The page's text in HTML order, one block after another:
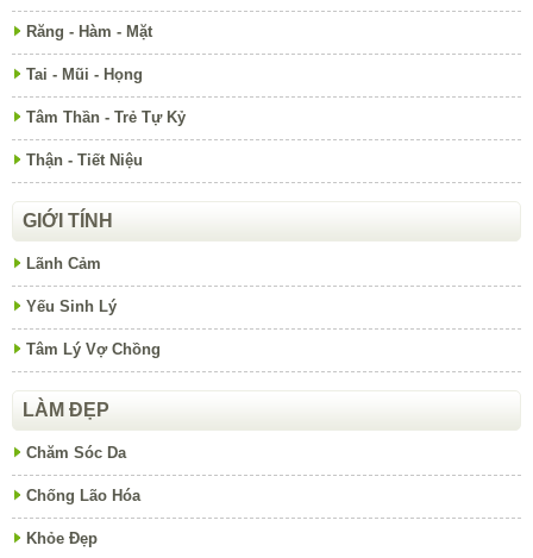
Răng - Hàm - Mặt
Tai - Mũi - Họng
Tâm Thần - Trẻ Tự Kỷ
Thận - Tiết Niệu
GIỚI TÍNH
Lãnh Cảm
Yếu Sinh Lý
Tâm Lý Vợ Chồng
LÀM ĐẸP
Chăm Sóc Da
Chống Lão Hóa
Khỏe Đẹp